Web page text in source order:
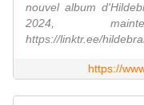
nouvel album
2024,
https://linktr.ee/
https://